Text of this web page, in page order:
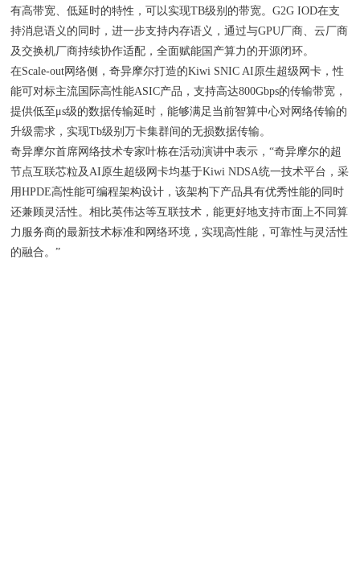
有高带宽、低延时的特性，可以实现TB级别的带宽。G2G IOD在支
持消息语义的同时，进一步支持内存语义，通过与GPU厂商、云厂商
及交换机厂商持续协作适配，全面赋能国产算力的开源闭环。
在Scale-out网络侧，奇异摩尔打造的Kiwi SNIC AI原生超级网卡，性
能可对标主流国际高性能ASIC产品，支持高达800Gbps的传输带宽，
提供低至μs级的数据传输延时，能够满足当前智算中心对网络传输的
升级需求，实现Tb级别万卡集群间的无损数据传输。
奇异摩尔首席网络技术专家叶栋在活动演讲中表示，“奇异摩尔的超
节点互联芯粒及AI原生超级网卡均基于Kiwi NDSA统一技术平台，采
用HPDE高性能可编程架构设计，该架构下产品具有优秀性能的同时
还兼顾灵活性。相比英伟达等互联技术，能更好地支持市面上不同算
力服务商的最新技术标准和网络环境，实现高性能，可靠性与灵活性
的融合。”